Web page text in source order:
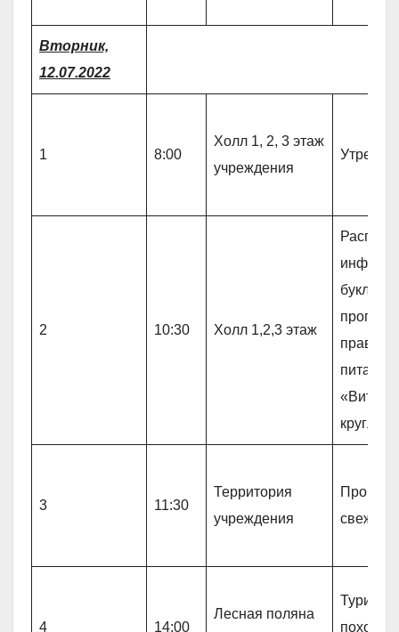
Вторник,
12.07.2022
1 8:00
Холл 1, 2, 3 этаж
учреждения
2 10:30 Холл 1,2,3 этаж
питания
круглый
3 11:30
Территория
учреждения
свежем
4 14:00
Лесная поляна
поход